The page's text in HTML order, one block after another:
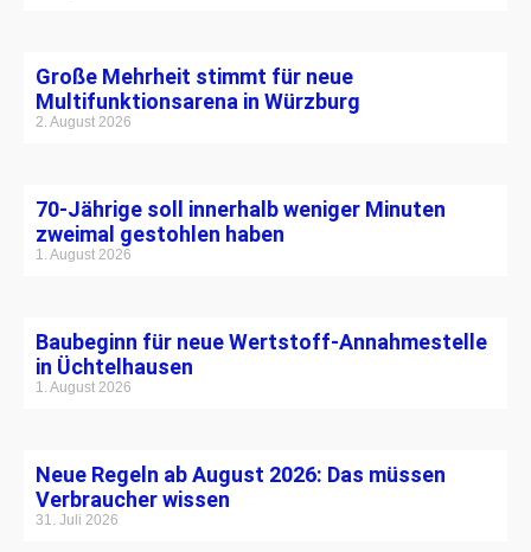
Große Mehrheit stimmt für neue
Multifunktionsarena in Würzburg
2. August 2026
70-Jährige soll innerhalb weniger Minuten
zweimal gestohlen haben
1. August 2026
Baubeginn für neue Wertstoff-Annahmestelle
in Üchtelhausen
1. August 2026
Neue Regeln ab August 2026: Das müssen
Verbraucher wissen
31. Juli 2026